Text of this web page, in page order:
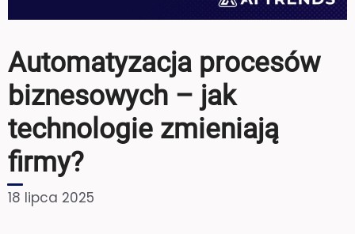
Automatyzacja procesów
biznesowych – jak
technologie zmieniają
firmy?
18 lipca 2025